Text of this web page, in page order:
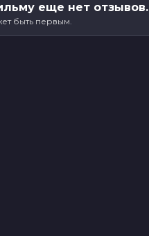
еще нет отзывов.
быть первым.